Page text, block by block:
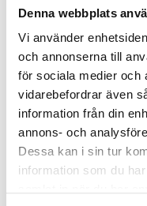
Denna webbplats
Vi använder
och annonserna till
för sociala medier och
vidarebefordrar även
information från din
annons- och
Dessa kan i sin tur
information som du
Förtjockare: Litium
Basvätska: Mineralolja
Färg: Visuell Gul
NLGI Grad: 2
Tappningspunkt:
Basoljeviskositet vid
Basoljeviskositet vid
Vatten tvättas ut vid